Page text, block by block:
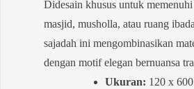
Didesain khusus untuk
masjid, musholla, atau ruang
sajadah ini mengombinasikan
dengan motif elegan bernuansa
Ukuran: 120 x